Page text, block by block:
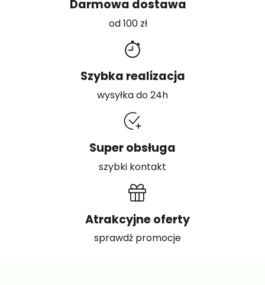
Darmowa dostawa
od 100 zł
Szybka realizacja
wysyłka do 24h
Super obsługa
szybki kontakt
Atrakcyjne oferty
sprawdź promocje